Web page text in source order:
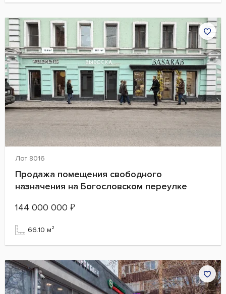
Лот 8016
Продажа помещения свободного
назначения на Богословском переулке
144 000 000 ₽
66.10 м²